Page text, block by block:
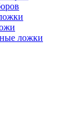
ложки